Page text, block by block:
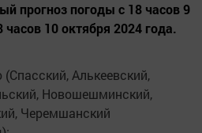
прогноз погоды с 18 часов 9
10 октября 2024 года.
Алькеевский,
Новошешминский,
Черемшанский